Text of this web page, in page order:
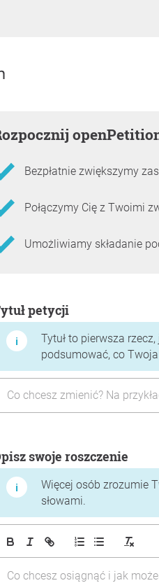
Rozpocznij
Bezpłatnie zwiększymy
Połączymy Cię z Twoimi
Umożliwiamy składanie
Tytuł petycji
Tytuł to pierwsza
podsumować, co
Opisz swoje roszczenie
Więcej osób zrozumie
słowami.